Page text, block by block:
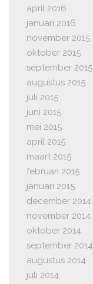
april 2016
januari 2016
november 2015
oktober 2015
september 2015
augustus 2015
juli 2015
juni 2015
mei 2015
april 2015
maart 2015
februari 2015
januari 2015
december 2014
november 2014
oktober 2014
september 2014
augustus 2014
juli 2014